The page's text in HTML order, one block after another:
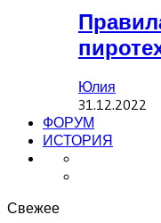
Юлия
31.12.2022
ФОРУМ
ИСТОРИЯ
Свежее